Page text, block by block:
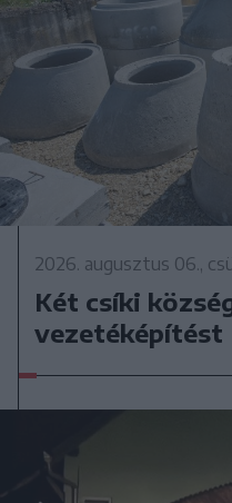
2026. augusztus 06.,
Két csíki
vezetéképítést